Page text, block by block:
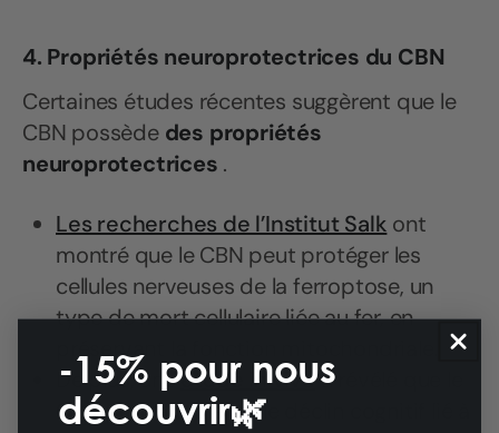
4. Propriétés neuroprotectrices du CBN
Certaines études récentes suggèrent que le
CBN possède des propriétés
neuroprotectrices .
Les recherches de l’Institut Salk ont ​​
montré que le CBN peut protéger les
cellules nerveuses de la ferroptose, un
type de mort cellulaire liée au fer, en
préservant la fonction mitochondriale.
De plus, uneétude in vivoa révélé que le
CBN pouvait ralentir le déclin cognitif lié à
-15% pour nous
découvrir🌿